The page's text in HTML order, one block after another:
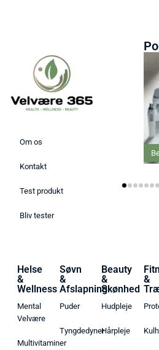
Om os
Kontakt
Test produkt
Bliv tester
Helse
&
Wellness
Mental
Velvære
Multivitaminer
Søvn
&
Afslapning
Puder
Tyngdedyner
Beauty
&
Skønhed
Hudpleje
Hårpleje
&